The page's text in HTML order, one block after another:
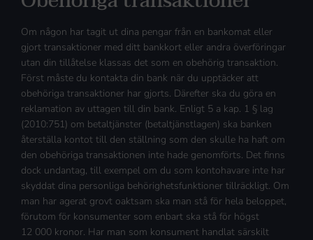
Om någon har tagit ut dina pengar från en bankomat eller
gjort transaktioner med ditt bankkort eller andra överföringar
utan din tillåtelse klassas det som en obehörig transaktion.
Först måste du kontakta din bank när du upptäcker att
obehöriga transaktioner har gjorts. Därefter ska du göra en
reklamation av uttagen till din bank. Enligt 5 a kap. 1 § lag
(2010:751) om betaltjänster (betaltjänstlagen) ska banken
återställa kontot till den ställning som den skulle ha haft om
den obehöriga transaktionen inte hade genomförts. Det finns
dock undantag, till exempel om du som kontohavare inte har
skyddat dina personliga behörighetsfunktioner tillräckligt. Om
man har agerat grovt oaktsam ska man stå för hela beloppet,
förutom för konsumenter som enbart ska stå för högst
12 000 kronor. Har man som konsument handlat särskilt